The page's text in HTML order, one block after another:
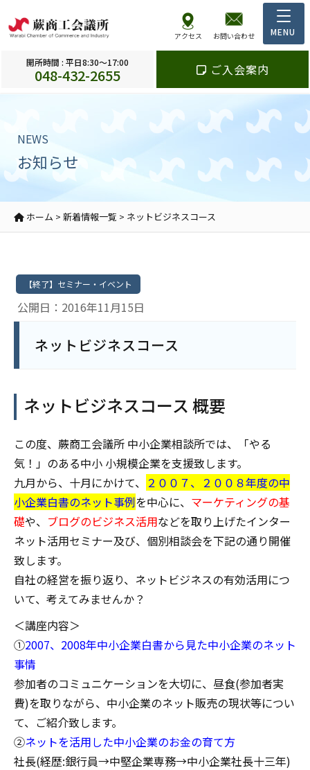
アクセス お問い合わせ
開所時間 : 平日8:30～17:00
048-432-2655 ご入会案内
NEWS
お知らせ
ホーム > 新着情報一覧 > ネットビジネスコース
公開日：2016年11月15日
【終了】セミナー・イベント
ネットビジネスコース
ネットビジネスコース 概要
この度、蕨商工会議所 中小企業相談所では、「やる
気！」のある中小 小規模企業を支援致します。
九月から、十月にかけて、 ２００７、２００８年度の中
小企業白書のネット事例を中心に、 マーケティングの基
礎や、 ブログのビジネス活用などを取り上げたインター
ネット活用セミナー及び、個別相談会を下記の通り開催
致します。
自社の経営を振り返り、ネットビジネスの有効活用につ
いて、考えてみませんか？
＜講座内容＞
①2007、2008年中小企業白書から見た中小企業のネット
事情
参加者のコミュニケーションを大切に、昼食(参加者実
費)を取りながら、中小企業のネット販売の現状等につい
て、ご紹介致します。
②ネットを活用した中小企業のお金の育て方
社長(経歴:銀行員→中堅企業専務→中小企業社長十三年)